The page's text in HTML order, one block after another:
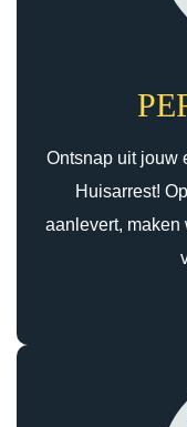
Ontsnap uit jouw
Huisarrest!
aanlevert,